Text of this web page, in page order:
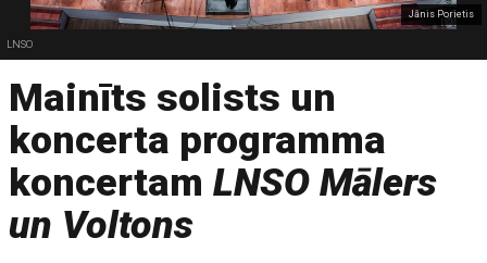
Jānis Porietis
LNSO
Mainīts solists un
koncerta programma
koncertamLNSO Mālers
un Voltons